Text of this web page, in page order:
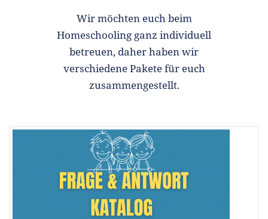
Wir möchten euch beim
Homeschooling ganz individuell
betreuen, daher haben wir
verschiedene Pakete für euch
zusammengestellt.